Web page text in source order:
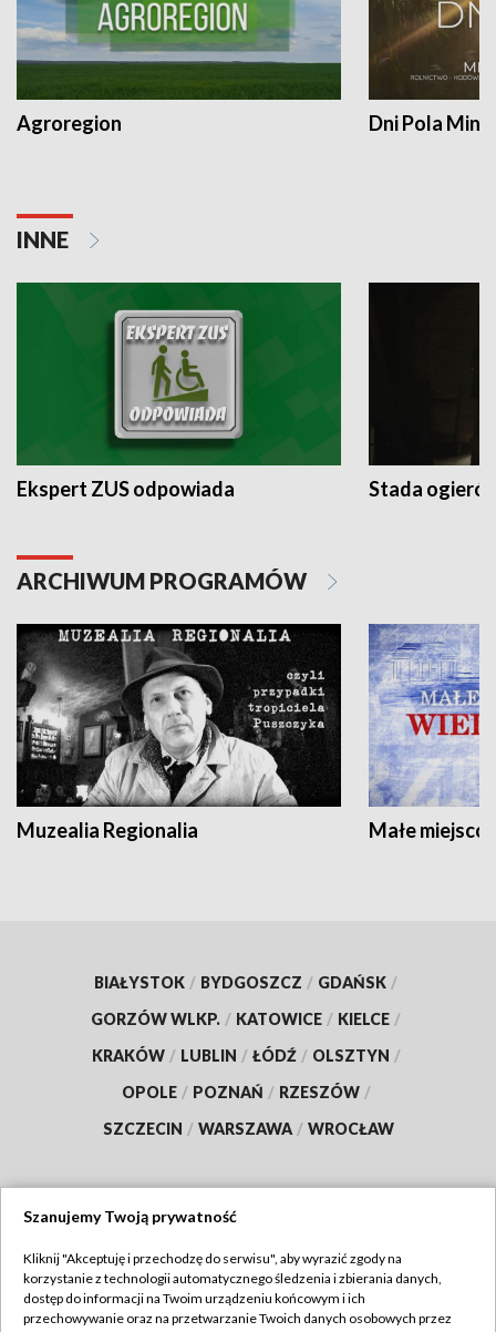
Agroregion Dni Pola
INNE
Ekspert ZUS odpowiada Stada
ARCHIWUM PROGRAMÓW
Muzealia Regionalia Małe
BIAŁYSTOK / BYDGOSZCZ / GDAŃSK /
GORZÓW WLKP. / KATOWICE / KIELCE /
KRAKÓW / LUBLIN / ŁÓDŹ / OLSZTYN /
OPOLE / POZNAŃ / RZESZÓW /
SZCZECIN / WARSZAWA / WROCŁAW
TVP
Abonament TVP
Regulamin TVP
Szanujemy Twoją prywatność
Kliknij "Akceptuję i przechodzę do serwisu", aby wyrazić zgody na
korzystanie z technologii automatycznego śledzenia i zbierania danych,
dostęp do informacji na Twoim urządzeniu końcowym i ich
przechowywanie oraz na przetwarzanie Twoich danych osobowych przez